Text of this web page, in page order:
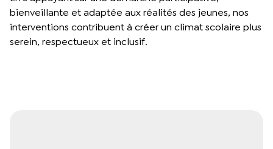
bienveillante et adaptée aux réalités des jeunes, nos
interventions contribuent à créer un climat scolaire plus
serein, respectueux et inclusif.